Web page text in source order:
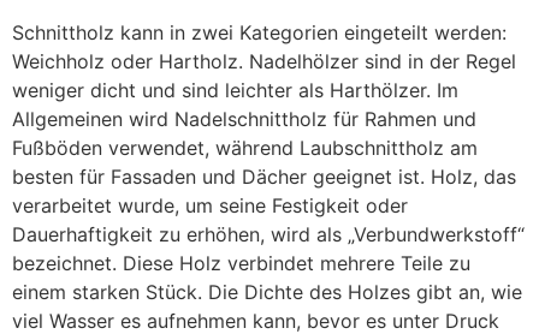
Schnittholz kann in zwei Kategorien eingeteilt werden:
Weichholz oder Hartholz. Nadelhölzer sind in der Regel
weniger dicht und sind leichter als Harthölzer. Im
Allgemeinen wird Nadelschnittholz für Rahmen und
Fußböden verwendet, während Laubschnittholz am
besten für Fassaden und Dächer geeignet ist. Holz, das
verarbeitet wurde, um seine Festigkeit oder
Dauerhaftigkeit zu erhöhen, wird als „Verbundwerkstoff“
bezeichnet. Diese Holz verbindet mehrere Teile zu
einem starken Stück. Die Dichte des Holzes gibt an, wie
viel Wasser es aufnehmen kann, bevor es unter Druck